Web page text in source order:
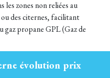
zones non reliées au
des citernes, facilitant
propane GPL (Gaz de
évolution prix